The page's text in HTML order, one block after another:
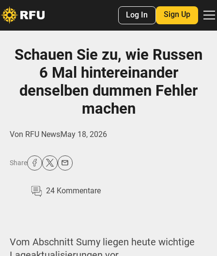
Log In Sign Up
Schauen Sie zu, wie Russen
6 Mal hintereinander
denselben dummen Fehler
machen
Von RFU NewsMay 18, 2026
Share
24 Kommentare
Vom Abschnitt Sumy liegen heute wichtige